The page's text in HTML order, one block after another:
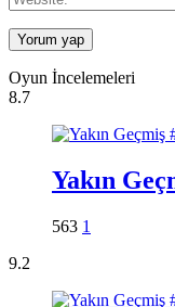
Oyun İncelemeleri
8.7
Yakın
563 1
9.2